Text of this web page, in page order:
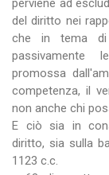
perviene ad
del diritto nei
che in tema di
passivamente
promossa
competenza, il
non anche chi
E ciò sia in
diritto, sia sulla
1123 c.c.